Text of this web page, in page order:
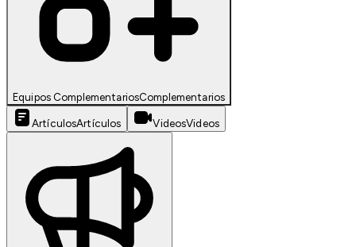
Equipos ComplementariosComplementarios
ArtículosArtículos VideosVideos